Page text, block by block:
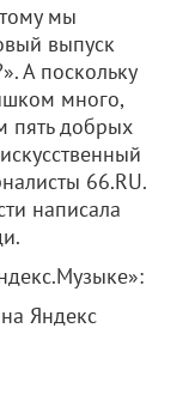
мы
выпуск
А поскольку
много,
пять добрых
66.RU.
написала
на Яндекс